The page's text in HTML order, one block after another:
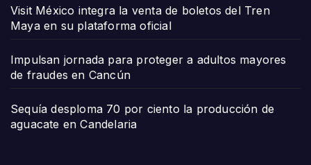
Visit México integra la venta de boletos del Tren
Maya en su plataforma oficial
Impulsan jornada para proteger a adultos mayores
de fraudes en Cancún
Sequía desploma 70 por ciento la producción de
aguacate en Candelaria